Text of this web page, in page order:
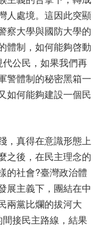
人處境。這因此突顯
察大學與國防大學的
體制，如何能夠啓動
公民，如果我們再
警體制的秘密黑箱一
如何能夠建設一個民
，真得在意識形態上
之後，在民主理念的
的社會?臺灣政治體
展主義下，團結在中
兩黨比爛的拔河大
接民主路線，結果